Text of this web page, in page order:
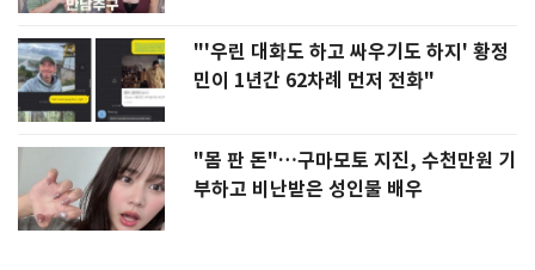
"'우린 대화도 하고 싸우기도 하지' 황정
민이 1년간 62차례 먼저 전화"
"몸 판 돈"…구마모토 지진, 수천만원 기
부하고 비난받은 성인물 배우